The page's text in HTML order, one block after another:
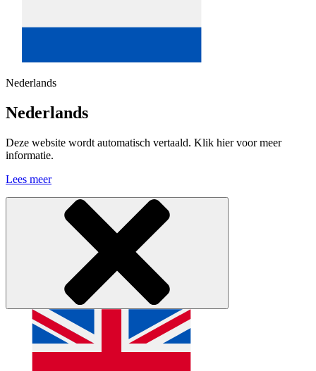
Nederlands
Nederlands
Deze website wordt automatisch vertaald. Klik hier voor meer
informatie.
Lees meer